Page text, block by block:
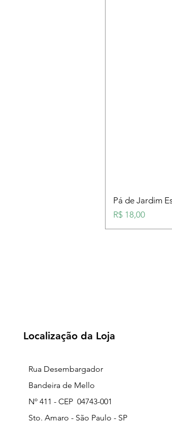
Pá de Jardim
Preço
R$ 18,00
Localização da Loja
Rua Desembargador
Bandeira de Mello
Nº 411 - CEP 04743-001
Sto. Amaro - São Paulo - SP